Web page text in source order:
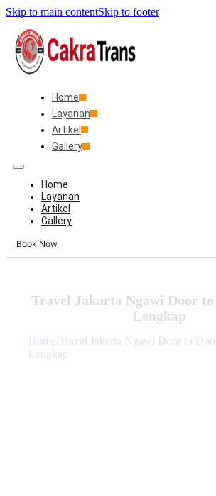
Skip to main contentSkip to footer
Home
Layanan
Artikel
Gallery
Home
Layanan
Artikel
Gallery
Book Now
Travel Jakarta Ngawi Door to
Lengkap
Home Travel Jakarta Ngawi Door to
Lengkap